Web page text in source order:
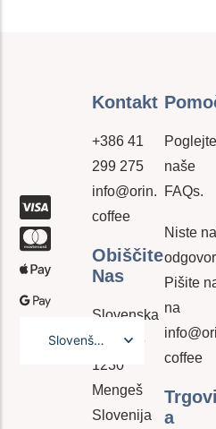
Slovenščina
Kontakt
+386 41
299 275
info@orin.
coffee
Obiščite
Nas
Slovenska
cesta 36
1230
Mengeš
Slovenija
Poglejte
naše
FAQs.
Niste
Pišite
na
coffee
A